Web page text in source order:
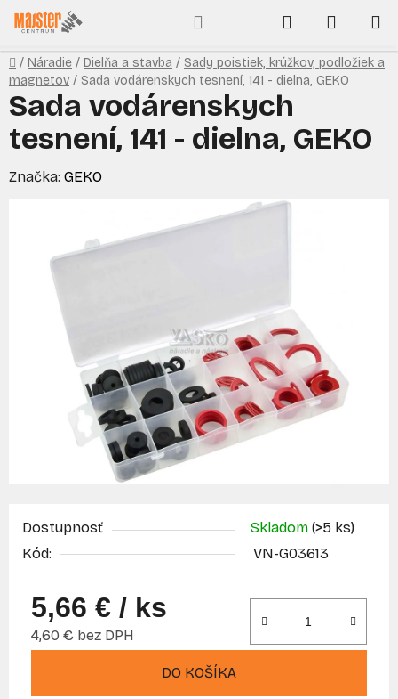
Prejsť
na
obsah
Hľadať
KOŠÍK
Domov
/ Náradie / Dielňa a stavba / Sady poistiek, krúžkov, podložiek a
magnetov / Sada vodárenskych tesnení, 141 - dielna, GEKO
Dostupnosť Skladom (>5 ks)
Kód:
VN-G03613
5,66 € / ks
4,60 € bez DPH
DO KOŠÍKA
Sada vodárenskych
tesnení, 141 - dielna, GEKO
Značka: GEKO